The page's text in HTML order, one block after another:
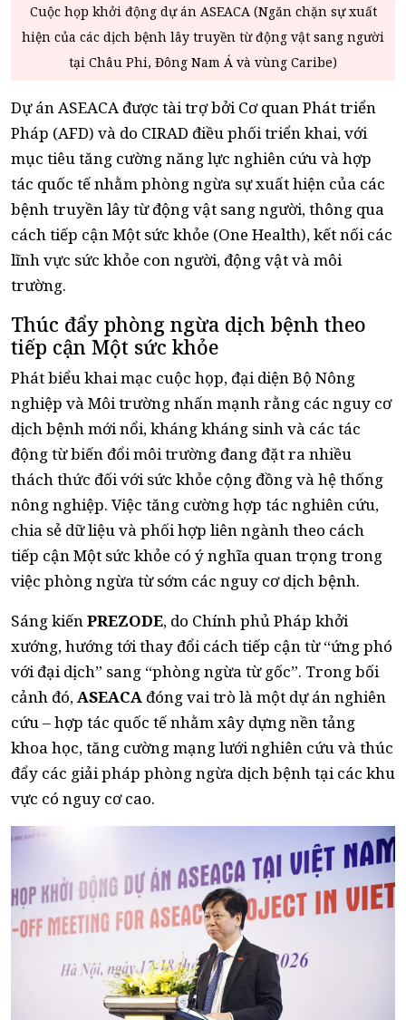
Cuộc họp khởi động dự án ASEACA (Ngăn chặn sự xuất
hiện của các dịch bệnh lây truyền từ động vật sang người
tại Châu Phi, Đông Nam Á và vùng Caribe)
Dự án ASEACA được tài trợ bởi Cơ quan Phát triển
Pháp (AFD) và do CIRAD điều phối triển khai, với
mục tiêu tăng cường năng lực nghiên cứu và hợp
tác quốc tế nhằm phòng ngừa sự xuất hiện của các
bệnh truyền lây từ động vật sang người, thông qua
cách tiếp cận Một sức khỏe (One Health), kết nối các
lĩnh vực sức khỏe con người, động vật và môi
trường.
Thúc đẩy phòng ngừa dịch bệnh theo
tiếp cận Một sức khỏe
Phát biểu khai mạc cuộc họp, đại diện Bộ Nông
nghiệp và Môi trường nhấn mạnh rằng các nguy cơ
dịch bệnh mới nổi, kháng kháng sinh và các tác
động từ biến đổi môi trường đang đặt ra nhiều
thách thức đối với sức khỏe cộng đồng và hệ thống
nông nghiệp. Việc tăng cường hợp tác nghiên cứu,
chia sẻ dữ liệu và phối hợp liên ngành theo cách
tiếp cận Một sức khỏe có ý nghĩa quan trọng trong
việc phòng ngừa từ sớm các nguy cơ dịch bệnh.
Sáng kiếnPREZODE, do Chính phủ Pháp khởi
xướng, hướng tới thay đổi cách tiếp cận từ “ứng phó
với đại dịch” sang “phòng ngừa từ gốc”. Trong bối
cảnh đó,ASEACA đóng vai trò là một dự án nghiên
cứu – hợp tác quốc tế nhằm xây dựng nền tảng
khoa học, tăng cường mạng lưới nghiên cứu và thúc
đẩy các giải pháp phòng ngừa dịch bệnh tại các khu
vực có nguy cơ cao.